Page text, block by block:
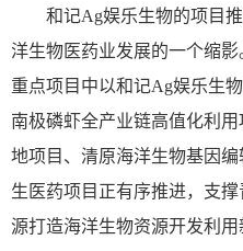
和记Ag娱乐生物的项目
洋生物医药业发展的一个缩
重点项目中以和记Ag娱乐生
南极磷虾全产业链高值化利
地项目、清原海洋生物基因
生医药项目正有序推进，支
源打造海洋生物资源开发利用